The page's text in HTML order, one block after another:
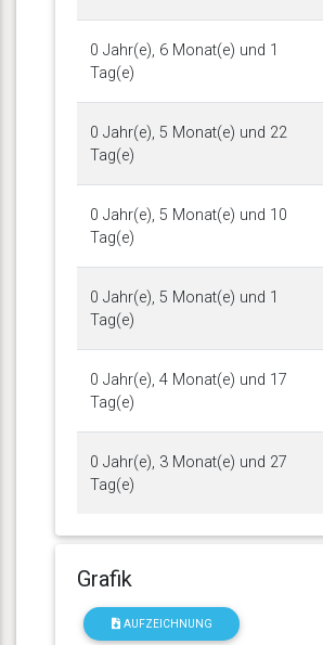
0 Jahr(e), 6 Monat(e) und 1
Tag(e)
0 Jahr(e), 5 Monat(e) und 22
Tag(e)
0 Jahr(e), 5 Monat(e) und 10
Tag(e)
0 Jahr(e), 5 Monat(e) und 1
Tag(e)
0 Jahr(e), 4 Monat(e) und 17
Tag(e)
0 Jahr(e), 3 Monat(e) und 27
Tag(e)
Grafik
AUFZEICHNUNG